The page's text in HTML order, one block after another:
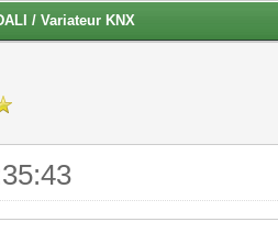
/ Variateur KNX